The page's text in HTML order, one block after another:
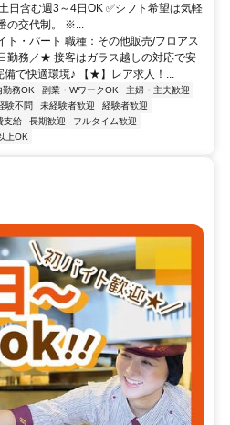
日含む週3～4日OK ✅シフト希望は気軽
の交代制。 ※...
ト・パート 職種：その他販売/フロアス
勤務／★ 接客はガラス越しの対応で安
備で快適環境♪ 【★】レア求人！...
勤務OK 副業・WワークOK
主婦・主夫歓迎
験不問 未経験者歓迎
経験者歓迎
支給 長期歓迎
フルタイム歓迎
上OK